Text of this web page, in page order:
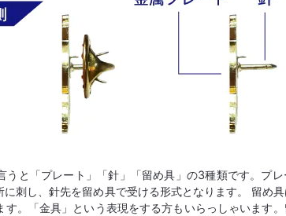
うと「プレート」「針」「留め具」の3種類です。プ
刺し、針先を留め具で受ける形式となります。 留め
す。「金具」という表現をする方もいらっしゃいます